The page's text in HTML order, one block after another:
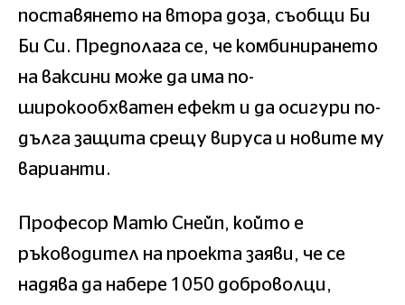
поставянето на втора доза, съобщи Би
Би Си. Предполага се, че комбинирането
на ваксини може да има по-
широкообхватен ефект и да осигури по-
дълга защита срещу вируса и новите му
варианти.
Професор Матю Снейп, който е
ръководител на проекта заяви, че се
надява да набере 1050 доброволци,